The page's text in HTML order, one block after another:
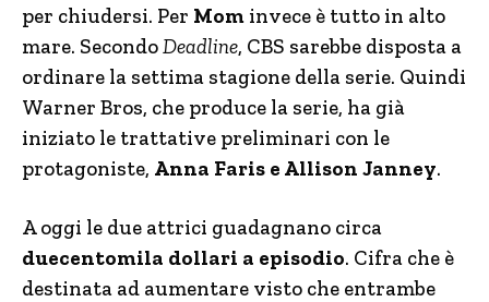
per chiudersi. Per Mom invece è tutto in alto
mare. SecondoDeadline, CBS sarebbe disposta a
ordinare la settima stagione della serie. Quindi
Warner Bros, che produce la serie, ha già
iniziato le trattative preliminari con le
protagoniste, Anna Faris e Allison Janney.
A oggi le due attrici guadagnano circa
duecentomila dollari a episodio. Cifra che è
destinata ad aumentare visto che entrambe